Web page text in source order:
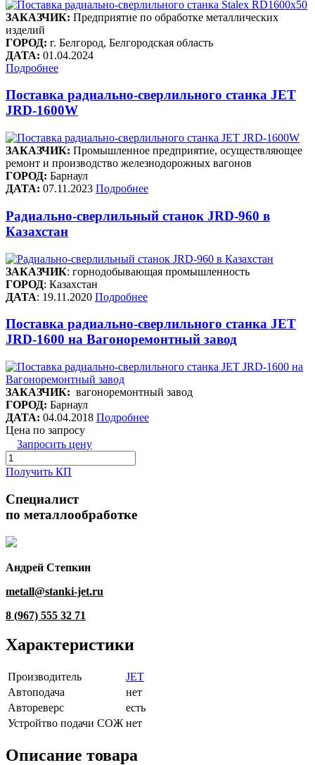
ЗАКАЗЧИК: Предприятие по обработке металлических
изделий
ГОРОД: г. Белгород, Белгородская область
ДАТА: 01.04.2024
Подробнее
Поставка радиально-сверлильного станка JET
JRD-1600W
ЗАКАЗЧИК: Промышленное предприятие, осуществляющее
ремонт и производство железнодорожных вагонов
ГОРОД: Барнаул
ДАТА: 07.11.2023 Подробнее
Радиально-сверлильный станок JRD-960 в
Казахстан
ЗАКАЗЧИК: горнодобывающая промышленность
ГОРОД: Казахстан
ДАТА: 19.11.2020 Подробнее
Поставка радиально-сверлильного станка JET
JRD-1600 на Вагоноремонтный завод
ЗАКАЗЧИК: вагоноремонтный завод
ГОРОД: Барнаул
ДАТА: 04.04.2018 Подробнее
Цена по запросу
Запросить цену
Получить КП
Специалист
по металлообработке
Андрей Степкин
metall@stanki-jet.ru
8 (967) 555 32 71
Характеристики
Производитель
JET
Автоподача
нет
Автореверс
есть
Устройтво подачи СОЖ нет
Описание товара